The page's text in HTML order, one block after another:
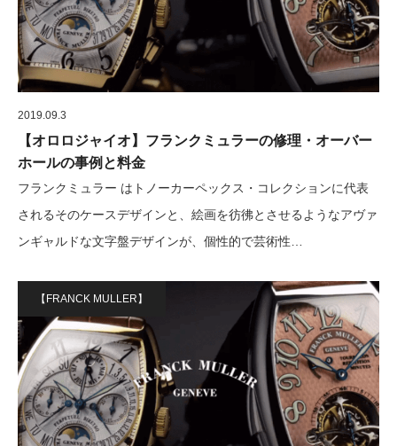
2019.09.3
【オロロジャイオ】フランクミュラーの修理・オーバー
ホールの事例と料金
フランクミュラー はトノーカーペックス・コレクションに代表
されるそのケースデザインと、絵画を彷彿とさせるようなアヴァ
ンギャルドな文字盤デザインが、個性的で芸術性…
【FRANCK MULLER】